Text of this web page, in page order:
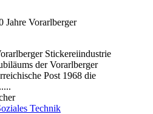
Stickereiindustrie
der Vorarlberger
Post 1968 die
Technik